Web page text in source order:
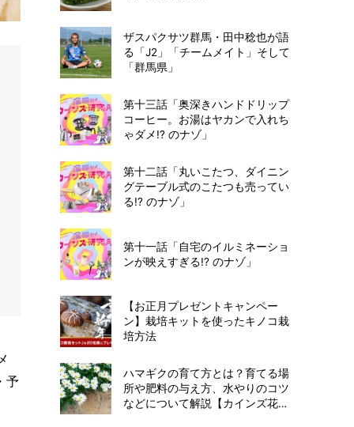
予
ザスパクサツ群馬・田中稔也が語
る「J2」「チームメイト」そして
「群馬県」
第十三話「奥深きハンドドリップ
コーヒー。お湯はヤカンで入れち
ゃダメ!? のナゾ」
第十二話「丸いこたつ、ダイニン
グテーブル式のこたつも売ってい
る!? のナゾ」
第十一話「自宅のイルミネーショ
ンが映えすぎる!? のナゾ」
【お正月プレゼントキャンペー
ン】栽培キットを使ったキノコ栽
培方法
ハマギクの育て方とは？育てる場
所や肥料の与え方、水やりのコツ
などについて解説【カインズ花図